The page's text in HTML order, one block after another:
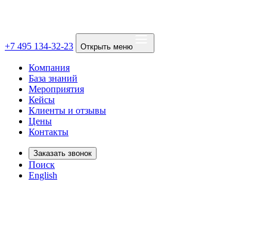
+7 495 134-32-23 Открыть меню
Компания
База знаний
Мероприятия
Кейсы
Клиенты и отзывы
Цены
Контакты
Заказать звонок
Поиск
English